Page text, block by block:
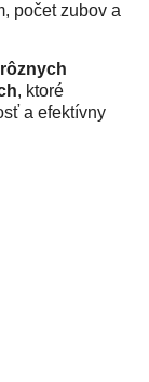
počet zubov a
, ktoré
a efektívny